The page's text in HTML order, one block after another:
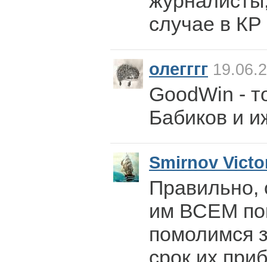
случае в КР
олегггг
GoodWin -
Бабиков и
Smirnov
Правильно,
им ВСЕМ
помолимся
срок их